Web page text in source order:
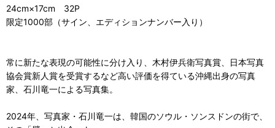
24cm×17cm 32P
限定1000部（サイン、エディションナンバー入り）
常に新たな表現の可能性に分け入り、木村伊兵衛写真賞、日本写真
協会賞新人賞を受賞するなど高い評価を得ている沖縄出身の写真
家、石川竜一による写真集。
2024年、写真家・石川竜一は、韓国のソウル・ソンスドンの街で、